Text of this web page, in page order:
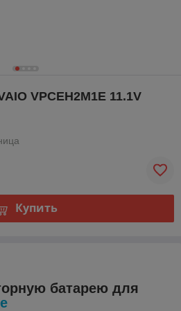
VPCEH2M1E 11.1V
Купить
батарею для